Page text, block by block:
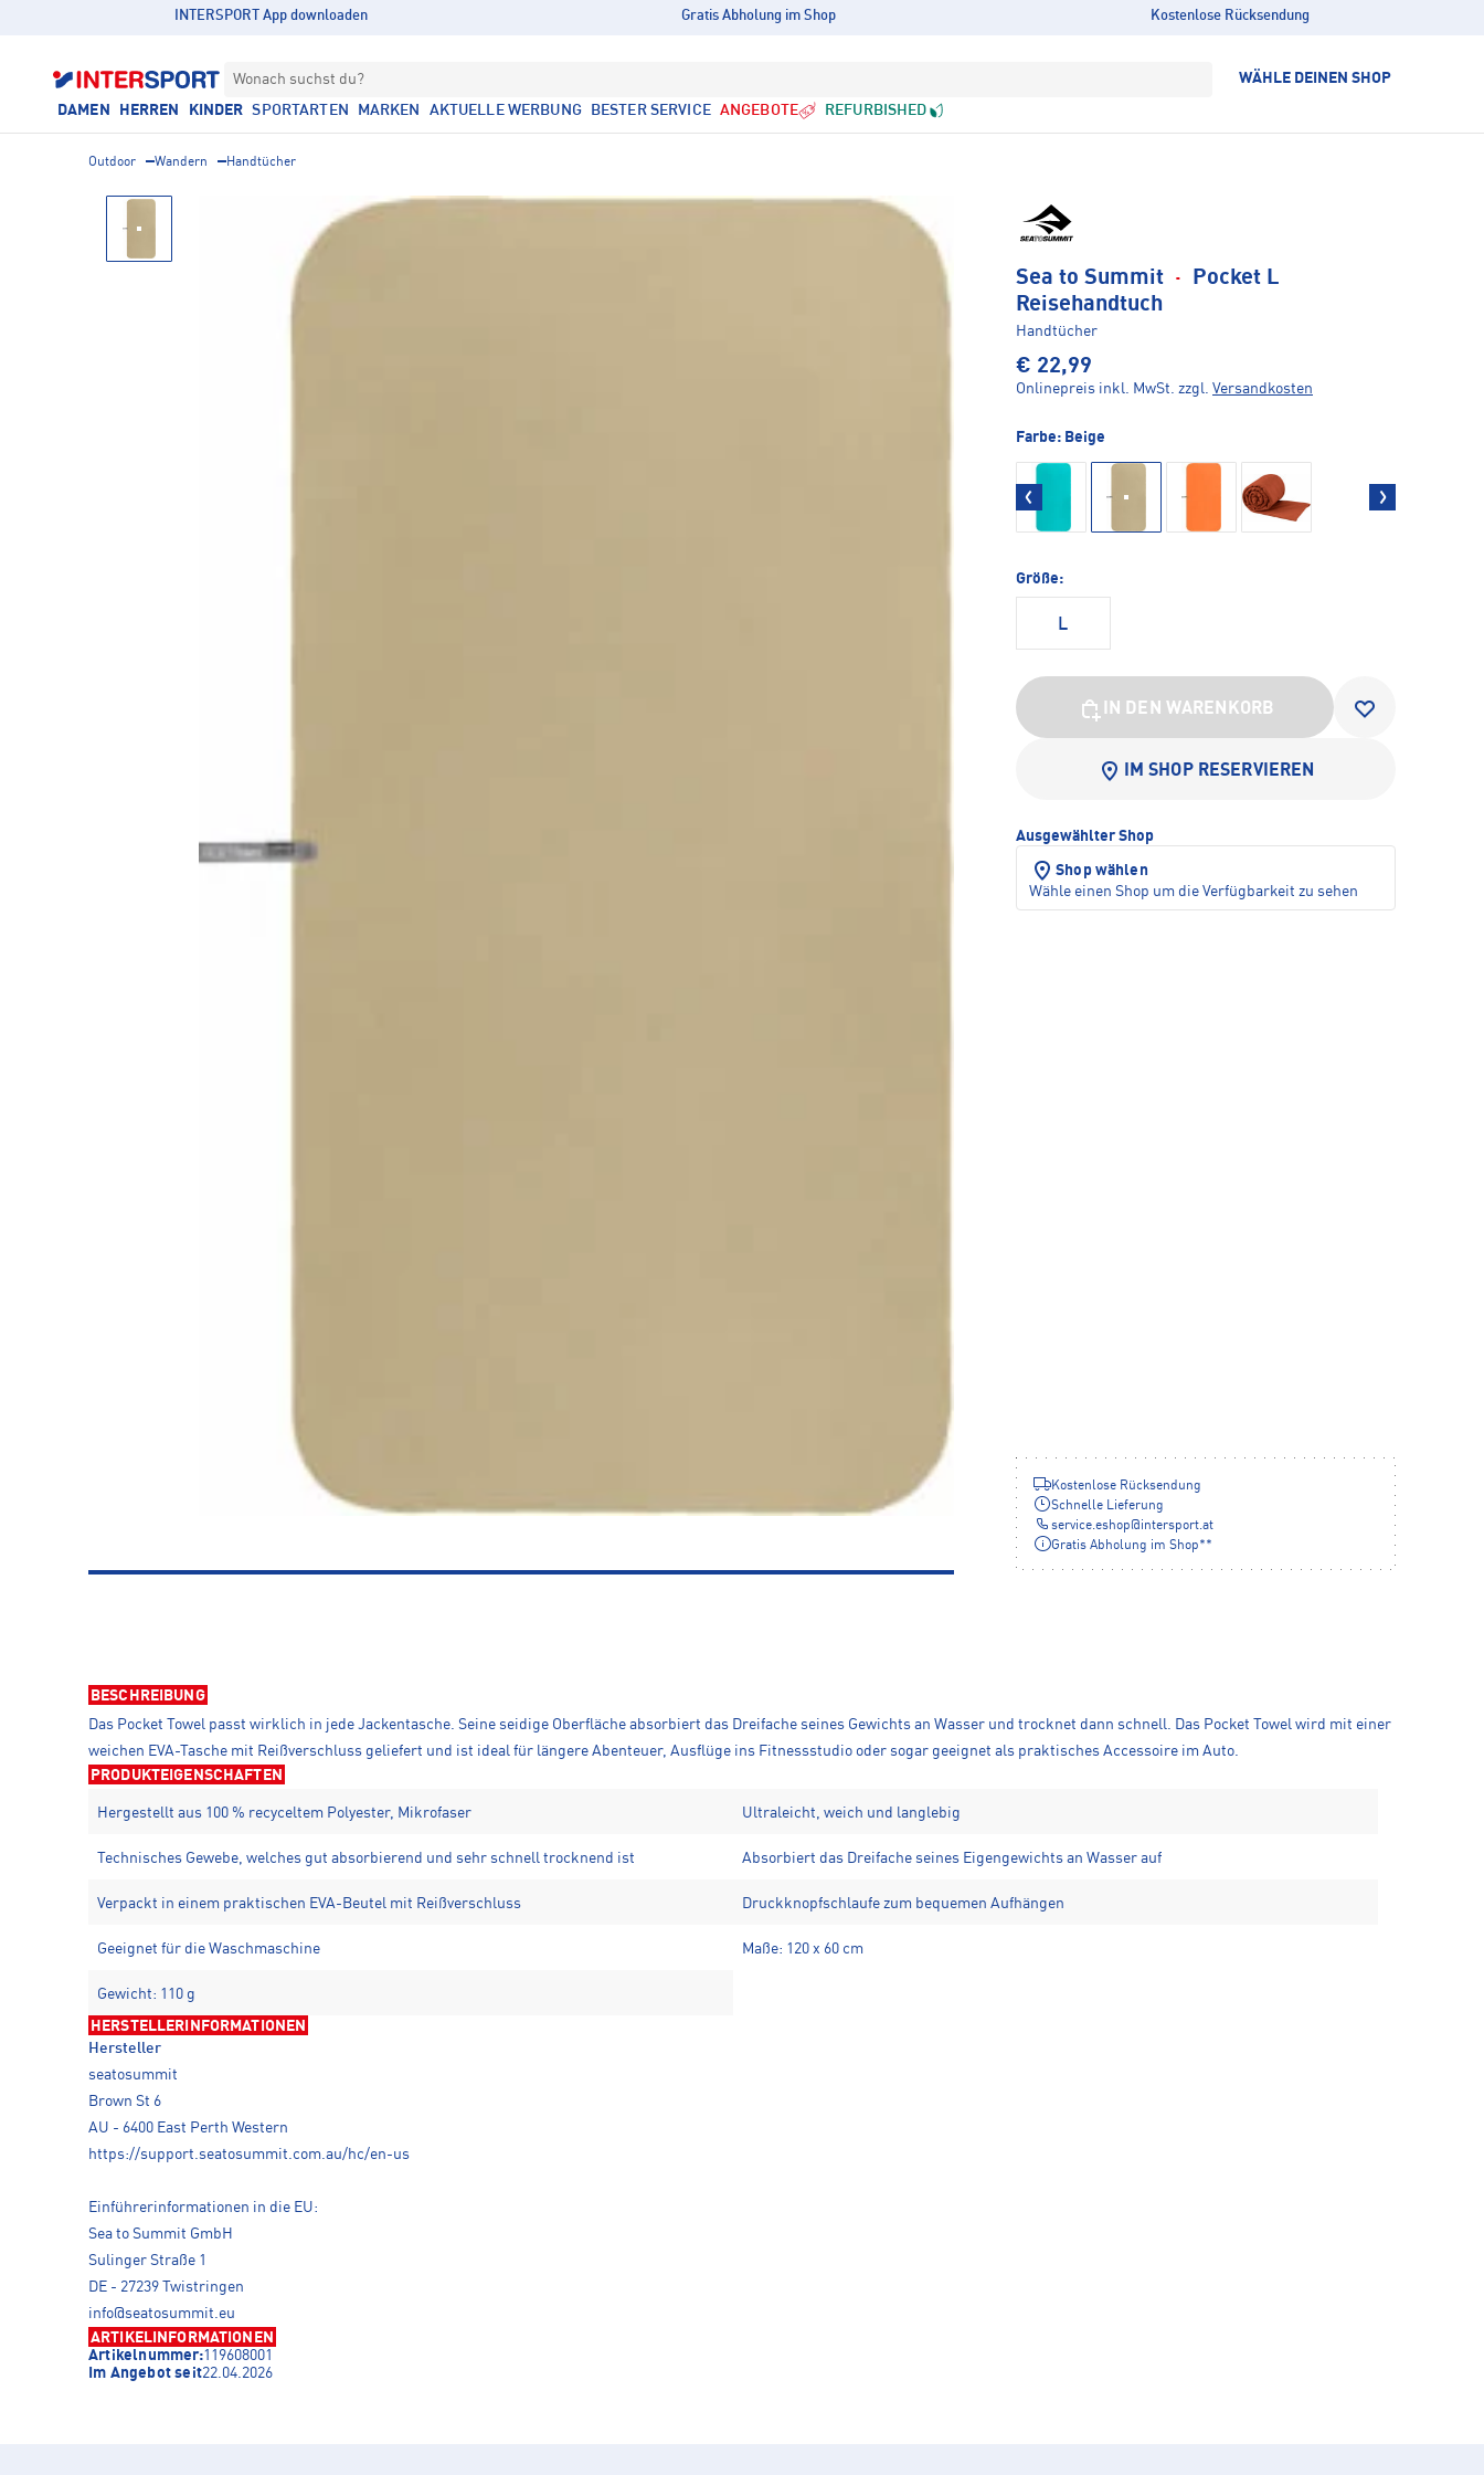
INTERSPORT App downloaden Gratis Abholung im Shop Kostenlose Rücksendung
Wonach suchst du? WÄHLE DEINEN SHOP
DAMEN HERREN KINDER SPORTARTEN MARKEN AKTUELLE WERBUNG BESTER SERVICE ANGEBOTE REFURBISHED
Outdoor Wandern Handtücher
Sea to Summit · Pocket L
Reisehandtuch
Handtücher
€ 22,99
Onlinepreis inkl. MwSt. zzgl. Versandkosten
Farbe: Beige
Größe:
L
IN DEN WARENKORB
IM SHOP RESERVIEREN
Ausgewählter Shop
Shop wählen
Wähle einen Shop um die Verfügbarkeit zu sehen
Kostenlose Rücksendung
Schnelle Lieferung
service.eshop@intersport.at
Gratis Abholung im Shop**
BESCHREIBUNG
Das Pocket Towel passt wirklich in jede Jackentasche. Seine seidige Oberfläche absorbiert das Dreifache seines Gewichts an Wasser und trocknet dann schnell. Das Pocket Towel wird mit einer
weichen EVA-Tasche mit Reißverschluss geliefert und ist ideal für längere Abenteuer, Ausflüge ins Fitnessstudio oder sogar geeignet als praktisches Accessoire im Auto.
PRODUKTEIGENSCHAFTEN
Hergestellt aus 100 % recyceltem Polyester, Mikrofaser Ultraleicht, weich und langlebig
Technisches Gewebe, welches gut absorbierend und sehr schnell trocknend ist Absorbiert das Dreifache seines Eigengewichts an Wasser auf
Verpackt in einem praktischen EVA-Beutel mit Reißverschluss Druckknopfschlaufe zum bequemen Aufhängen
Geeignet für die Waschmaschine Maße: 120 x 60 cm
Gewicht: 110 g
HERSTELLERINFORMATIONEN
Hersteller
seatosummit
Brown St 6
AU - 6400 East Perth Western
https://support.seatosummit.com.au/hc/en-us
Einführerinformationen in die EU:
Sea to Summit GmbH
Sulinger Straße 1
DE - 27239 Twistringen
info@seatosummit.eu
ARTIKELINFORMATIONEN
Artikelnummer:119608001
Im Angebot seit22.04.2026